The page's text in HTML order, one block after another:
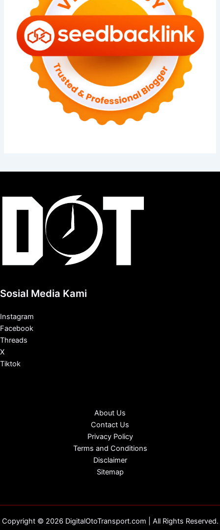
Sosial Media Kami
Instagram
Facebook
Threads
X
Tiktok
About Us
Contact Us
Privacy Policy
Terms and Conditions
Disclaimer
Sitemap
Copyright © 2026 DigitalOtoTransport.com | All Rights Reserved.